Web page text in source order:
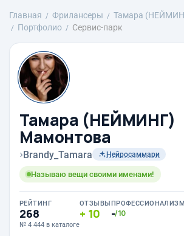
Главная Фрилансеры
Тамара
Портфолио
Сервис-парк
Тамара (НЕЙМИНГ)
Мамонтова
›Brandy_Tamara Нейросаммари
Называю вещи своими именами!
РЕЙТИНГ
268
№ 4 444 в каталоге
ОТЗЫВЫ
10 -/10